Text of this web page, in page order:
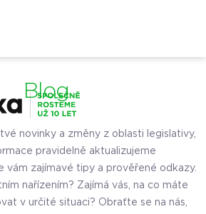
Blog
novinky a změny z oblasti legislativy,
pravidelně aktualizujeme
vám zajímavé tipy a prověřené odkazy.
nařízením? Zajímá vás, na co máte
v určité situaci? Obraťte se na nás,